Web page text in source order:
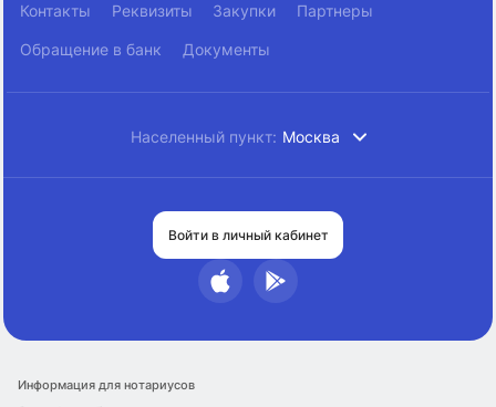
Контакты Реквизиты Закупки Партнеры
Обращение в банк Документы
Населенный пункт: Москва
Войти в личный кабинет
Информация для нотариусов